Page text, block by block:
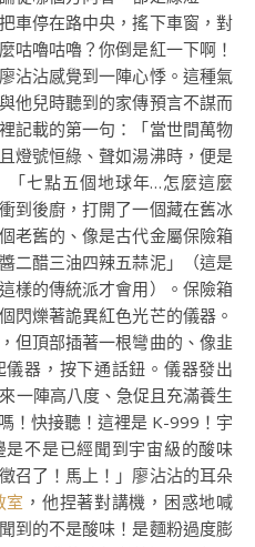
車停在路中央，搖下車窗，對
咕嚕咕嚕？你倒是紅一下啊！
沾沾感覺到一陣心悸。這種氣
他兒時聽到的家傳預言不謀而
記載的第一句：「當世間萬物
燈號恒綠、聲如湯沸時，便是
「七點五個地球年…怎麼這麼
到後廚，打開了一個藏在舊冰
老舊的、像是古代金屬保險箱
二醋三油四辣五蒜泥」（這是
樣的傳統派才會用）。保險箱
閃爍著詭異紅色光芒的儀器。
但頂部插著一根彎曲的、像韭
器，按下通話鈕。儀器發出
一陣高八度、急促且充滿養生
！快接聽！這裡是 K-999！宇
不是已經聞到宇宙級的酸味
召了！馬上！」廖沾沾的耳朵
室 ，他捏著對講機，困惑地喊
到的不是酸味！是麵粉過度膨